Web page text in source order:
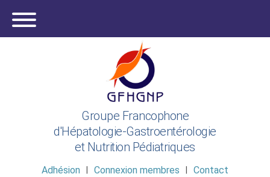
Groupe Francophone
d'Hépatologie-Gastroentérologie
et Nutrition Pédiatriques
Adhésion Connexion membres Contact